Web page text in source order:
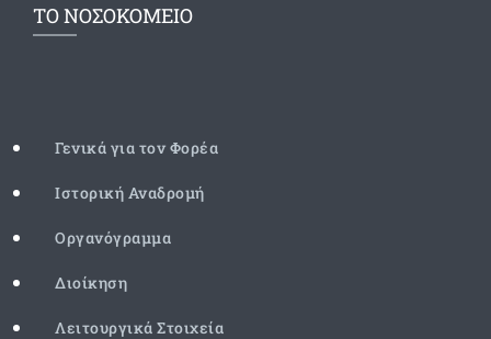
ΤΟ ΝΟΣΟΚΟΜΕΙΟ
Γενικά για τον Φορέα
Ιστορική Αναδρομή
Οργανόγραμμα
Διοίκηση
Λειτουργικά Στοιχεία